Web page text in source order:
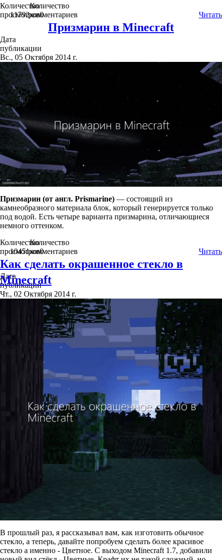
Количество
просмотров
11792
Количество
комментариев
0 Читать
Призмарин в Minecraft
Дата
публикации
Вс., 05 Октября 2014 г.
Призмарин (от англ. Prismarine) — состоящий из
камнеобразного материала блок, который генерируется только
под водой. Есть четыре варианта призмарина, отличающиеся
немного оттенком.
Количество
просмотров
10451
Количество
комментариев
0 Читать
Как сделать окрашенное стекло в
Minecraft
Дата
публикации
Чт., 02 Октября 2014 г.
В прошлый раз, я рассказывал вам, как изготовить обычное
стекло, а теперь, давайте попробуем сделать более красивое
стекло а именно - Цветное. С выходом Minecraft 1.7, добавили